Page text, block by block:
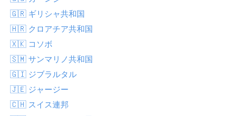
🇬🇷 ギリシャ共和国
🇭🇷 クロアチア共和国
🇽🇰 コソボ
🇸🇲 サンマリノ共和国
🇬🇮 ジブラルタル
🇯🇪 ジャージー
🇨🇭 スイス連邦